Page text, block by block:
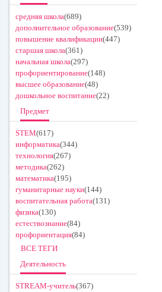
средняя школа(689)
дополнительное образование(539)
повышение квалификации(447)
старшая школа(361)
начальная школа(297)
профориентирование(148)
высшее образование(48)
дошкольное воспитание(22)
Предмет
STEM(617)
информатика(344)
технология(267)
методика(262)
математика(195)
гуманитарные науки(144)
воспитательная работа(131)
физика(130)
естествознание(84)
профориентация(84)
ВСЕ ТЕГИ
Деятельность
STREAM-учитель(367)